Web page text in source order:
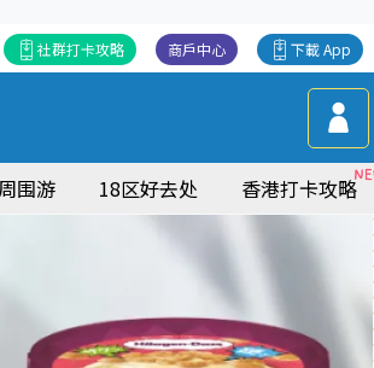
下載 App
商戶中心
社群打卡攻略
围游 18区好去处 香港打卡攻略